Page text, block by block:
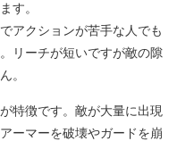
す。
アクションが苦手な人でも
リーチが短いですが敵の隙
。
特徴です。敵が大量に出現
ーマーを破壊やガードを崩